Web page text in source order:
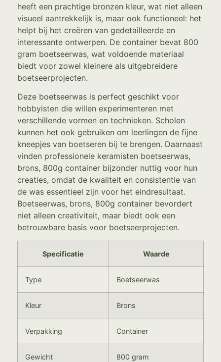
heeft een prachtige bronzen kleur, wat niet alleen
visueel aantrekkelijk is, maar ook functioneel: het
helpt bij het creëren van gedetailleerde en
interessante ontwerpen. De container bevat 800
gram boetseerwas, wat voldoende materiaal
biedt voor zowel kleinere als uitgebreidere
boetseerprojecten.
Deze boetseerwas is perfect geschikt voor
hobbyisten die willen experimenteren met
verschillende vormen en technieken. Scholen
kunnen het ook gebruiken om leerlingen de fijne
kneepjes van boetseren bij te brengen. Daarnaast
vinden professionele keramisten boetseerwas,
brons, 800g container bijzonder nuttig voor hun
creaties, omdat de kwaliteit en consistentie van
de was essentieel zijn voor het eindresultaat.
Boetseerwas, brons, 800g container bevordert
niet alleen creativiteit, maar biedt ook een
betrouwbare basis voor boetseerprojecten.
Specificatie Waarde
Type Boetseerwas
Kleur Brons
Verpakking Container
Gewicht 800 gram